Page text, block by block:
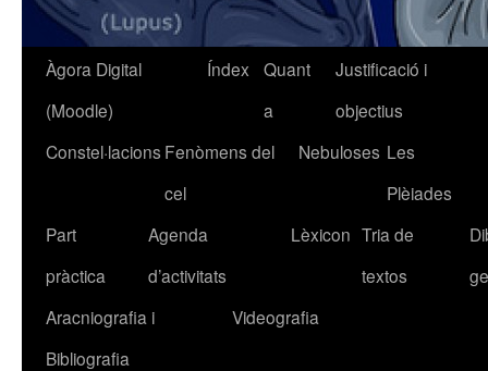
Vés
contingut
Àgora Digital
(Moodle)
Índex
Quant
a
Justificació i
objectius
Constel·lacions Fenòmens del
cel
Nebuloses Les
Plèiades
Part
pràctica
Agenda
d’activitats
Lèxicon Tria de
textos
Aracniografia i
Bibliografia
Videografia